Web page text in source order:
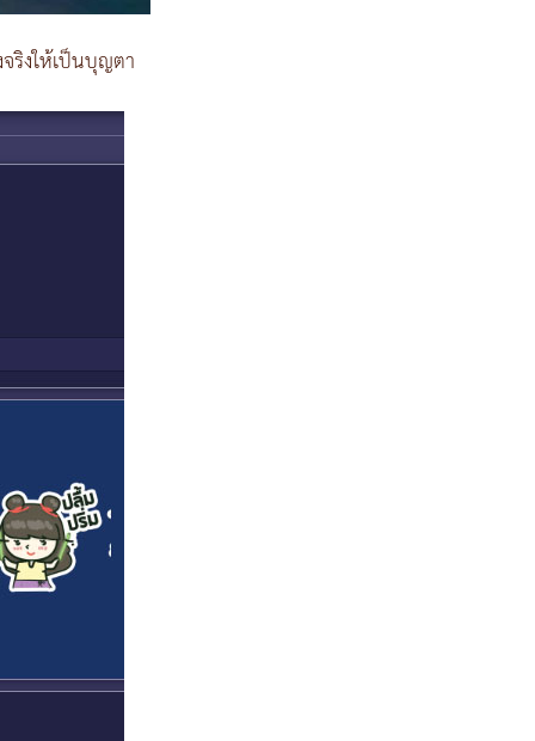
ริงให้เป็นบุญตา